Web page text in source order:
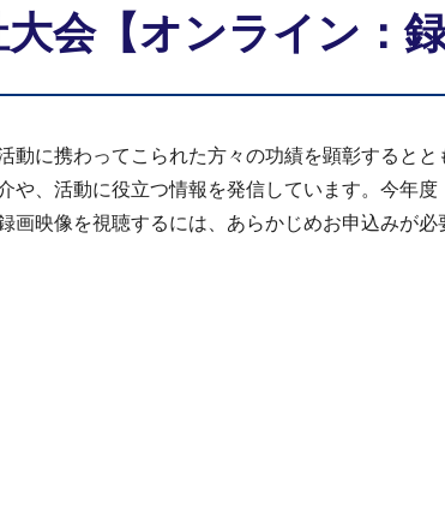
会【オンライン：録
動に携わってこられた方々の功績を顕彰すると
、活動に役立つ情報を発信しています。今年
映像を視聴するには、あらかじめお申込みが